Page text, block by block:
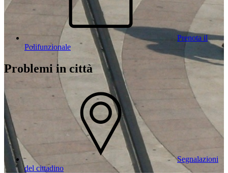
Prenota il
Polifunzionale
Problemi in città
Segnalazioni
del cittadino